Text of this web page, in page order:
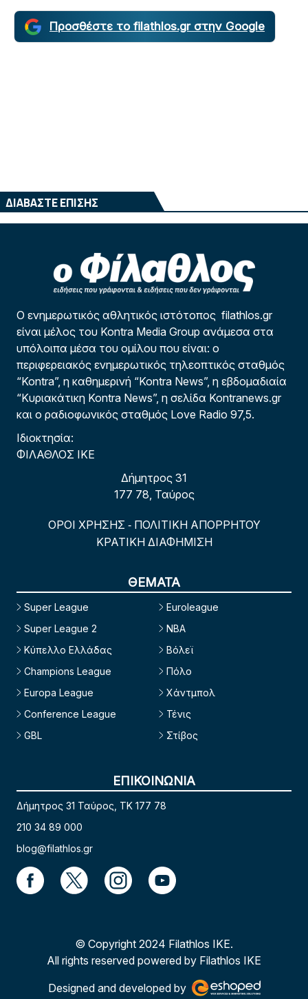
Προσθέστε το filathlos.gr στην Google
ΔΙΑΒΑΣΤΕ ΕΠΙΣΗΣ
Ο ενημερωτικός αθλητικός ιστότοπος filathlos.gr
είναι μέλος του Kontra Media Group ανάμεσα στα
υπόλοιπα μέσα του ομίλου που είναι: ο
περιφερειακός ενημερωτικός τηλεοπτικός σταθμός
“Kontra”, η καθημερινή “Kontra News”, η εβδομαδιαία
“Κυριακάτικη Kontra News”, η σελίδα Kontranews.gr
και ο ραδιοφωνικός σταθμός Love Radio 97,5.
Ιδιοκτησία:
ΦΙΛΑΘΛΟΣ ΙΚΕ
Δήμητρος 31
177 78, Ταύρος
ΟΡΟΙ ΧΡΗΣΗΣ - ΠΟΛΙΤΙΚΗ ΑΠΟΡΡΗΤΟΥ
ΚΡΑΤΙΚΗ ΔΙΑΦΗΜΙΣΗ
ΘΕΜΑΤΑ
Super League
Super League 2
Κύπελλο Ελλάδας
Champions League
Europa League
Conference League
GBL
Euroleague
NBA
Βόλεϊ
Πόλο
Χάντμπολ
Τένις
Στίβος
ΕΠΙΚΟΙΝΩΝΙΑ
Δήμητρος 31 Ταύρος, TK 177 78
210 34 89 000
blog@filathlos.gr
© Copyright 2024 Filathlos ΙΚΕ.
All rights reserved powered by Filathlos ΙΚΕ
Designed and developed by